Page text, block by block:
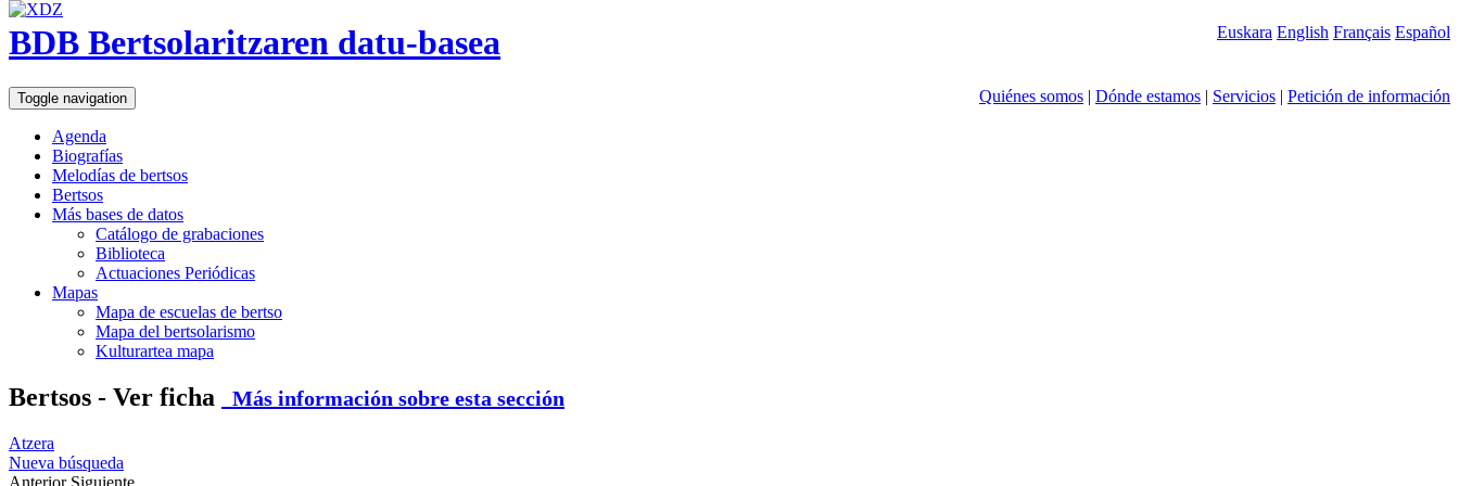
Euskara English Français Español
BDB Bertsolaritzaren datu-basea
Quiénes somos | Dónde estamos | Servicios | Petición de información
Toggle navigation
Agenda
Biografías
Melodías de bertsos
Bertsos
Más bases de datos
Catálogo de grabaciones
Biblioteca
Actuaciones Periódicas
Mapas
Mapa de escuelas de bertso
Mapa del bertsolarismo
Kulturartea mapa
Bertsos - Ver ficha Más información sobre esta sección
Atzera
Nueva búsqueda
Anterior Siguiente